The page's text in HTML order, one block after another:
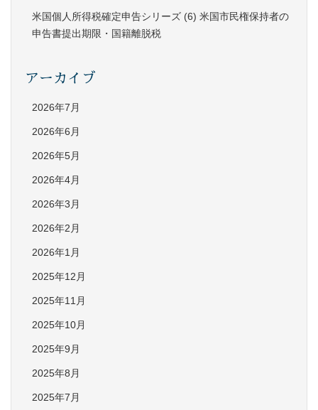
米国個人所得税確定申告シリーズ (6) 米国市民権保持者の
申告書提出期限・国籍離脱税
アーカイブ
2026年7月
2026年6月
2026年5月
2026年4月
2026年3月
2026年2月
2026年1月
2025年12月
2025年11月
2025年10月
2025年9月
2025年8月
2025年7月